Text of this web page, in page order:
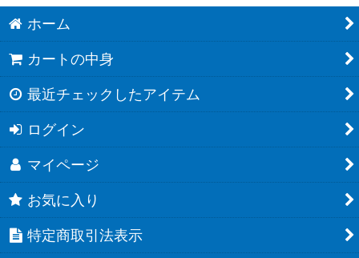
ホーム
カートの中身
最近チェックしたアイテム
ログイン
マイページ
お気に入り
特定商取引法表示